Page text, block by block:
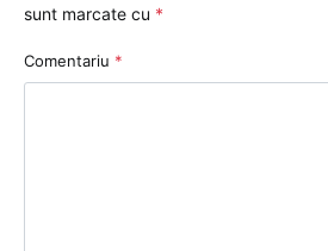
sunt marcate cu *
Comentariu *